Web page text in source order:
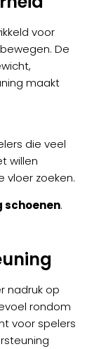
voor
De
maakt
die veel
willen
vloer zoeken.
schoenen.
nadruk op
rondom
voor spelers